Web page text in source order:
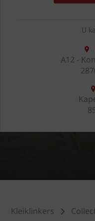
U
A12 -
Kleiklinkers